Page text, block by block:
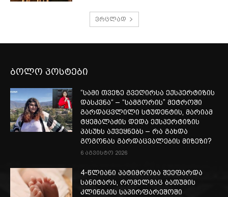
ვრცლად
ბოლო პოსტები
“სამი თვე­ზე გვე­ღირ­სა ექ­სპერ­ტი­ზის
დას­კვნა“ – “სამგორის” მეტროში
გარდაცვლილი სტუდენტის, მარიამ
ტყემალაძის დედა ექსპერტიზის
პასუხს აქვეყნებს – რა გახდა
გოგონას გარდაცვალების მიზეზი?
6 აგვისტო 2026
4-წლიანი პატიმრობა შეეფარდა
სანიტარს, რომელმაც ბათუმის
კლინიკის საპირფარეშოში